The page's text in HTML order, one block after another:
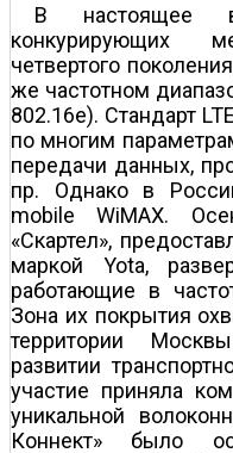
В настоящее
конкурирующих
четвертого
же частотном
802.16e). Стандарт
по многим
передачи данных,
пр. Однако в
mobile WiMAX.
«Скартел»,
маркой Yota,
работающие в
Зона их покрытия
территории
развитии
участие приняла
уникальной
Коннект» было